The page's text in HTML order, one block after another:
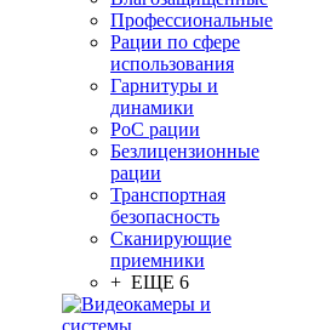
Профессиональные
Рации по сфере
использования
Гарнитуры и
динамики
PoC рации
Безлицензионные
рации
Транспортная
безопасность
Сканирующие
приемники
+ ЕЩЕ 6